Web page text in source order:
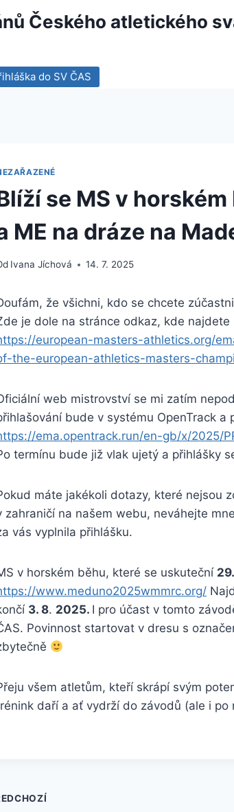
Českého atletického
do SV ČAS
se MS v
ME na dráze na
Ivana Jíchová 14. 7. 2025
že všichni, kdo se chcete
je dole na stránce odkaz, kde
european-masters-athletics.org/
the-european-athletics-masters-
web mistrovství se mi zatím
bude v systému OpenTrack a
ema.opentrack.run/en-gb/x/2025/
termínu bude již vlak ujetý a přihlášky
máte jakékoli dotazy, které nejsou
zahraničí na našem webu, neváhejte
vás vyplnila přihlášku.
v horském běhu, které se uskuteční
www.meduno2025wmmrc.org/
3. 8. 2025. I pro účast v tomto
Povinnost startovat v dresu s
všem atletům, kteří skrápí svým
daří a ať vydrží do závodů (ale i po